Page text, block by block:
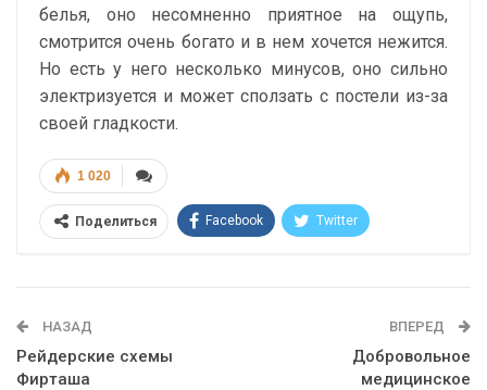
белья, оно несомненно приятное на ощупь,
смотрится очень богато и в нем хочется нежится.
Но есть у него несколько минусов, оно сильно
электризуется и может сползать с постели из-за
своей гладкости.
1 020
Поделиться Facebook Twitter
НАЗАД
Рейдерские схемы
Фирташа
ВПЕРЕД
Добровольное
медицинское